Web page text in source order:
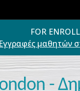
FOR
Εγγραφές μαθητών
-